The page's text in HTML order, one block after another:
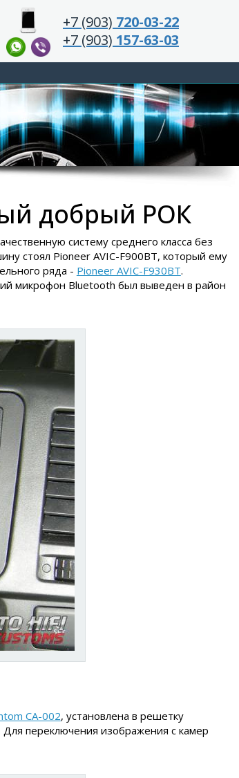
+7 (903) 720-03-22
+7 (903) 157-63-03
добрый РОК
систему среднего класса без
стоял Pioneer AVIC-F900BT, который ему
ряда - Pioneer AVIC-F930BT.
микрофон Bluetooth был выведен в район
CA-002, установлена в решетку
переключения изображения с камер